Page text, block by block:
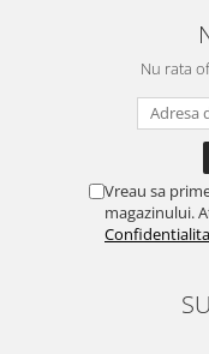
Nu rata
Vreau sa
magazinului.